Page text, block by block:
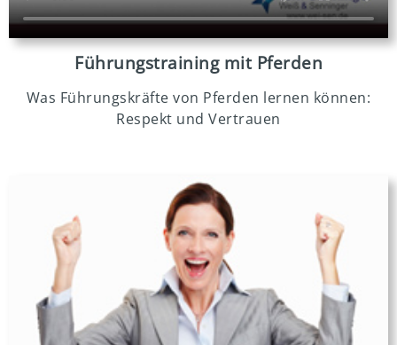
Führungstraining mit Pferden
Was Führungskräfte von Pferden lernen können:
Respekt und Vertrauen